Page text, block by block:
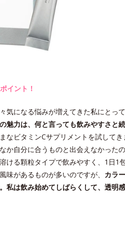
イント！
気になる悩みが増えてきた私にとっ
魅力は、何と言っても飲みやすさと
なビタミンCサプリメントを試して
か自分に合うものと出会えなかった
ける顆粒タイプで飲みやすく、1日1
味があるものが多いのですが、 カラ
私は飲み始めてしばらくして、透明